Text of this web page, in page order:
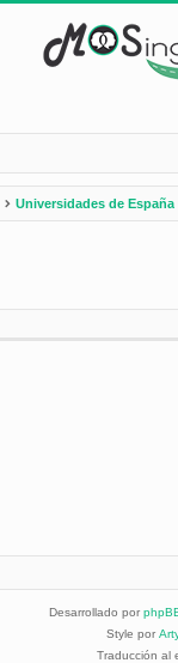
Universidades de España
Desarrollado por
Style por
Traducción al